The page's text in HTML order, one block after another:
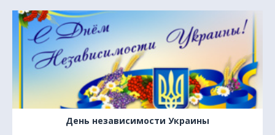
День независимости Украины